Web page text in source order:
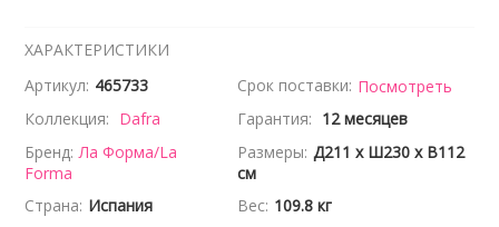
ХАРАКТЕРИСТИКИ
Артикул: 465733 Срок поставки: Посмотреть
Коллекция: Dafra Гарантия: 12 месяцев
Бренд: Ла Форма/La
Forma
Размеры: Д211 x Ш230 x В112
см
Страна: Испания Вес: 109.8 кг